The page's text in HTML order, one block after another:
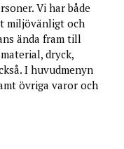
Vi har både
miljövänligt och
ända fram till
dryck,
I huvudmenyn
övriga varor och